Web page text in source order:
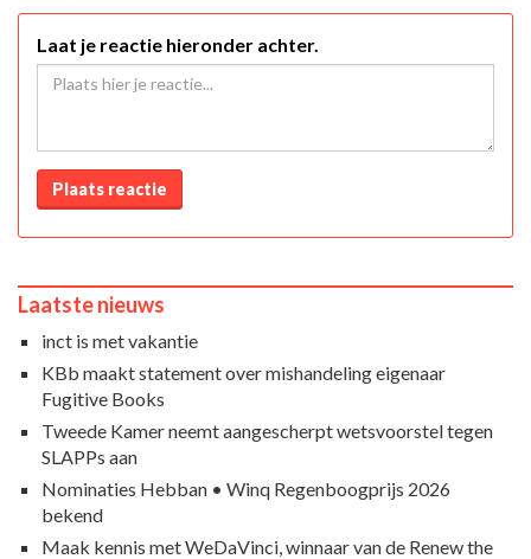
Laat je reactie hieronder achter.
Plaats reactie
Laatste nieuws
inct is met vakantie
KBb maakt statement over mishandeling eigenaar
Fugitive Books
Tweede Kamer neemt aangescherpt wetsvoorstel tegen
SLAPPs aan
Nominaties Hebban • Winq Regenboogprijs 2026
bekend
Maak kennis met WeDaVinci, winnaar van de Renew the